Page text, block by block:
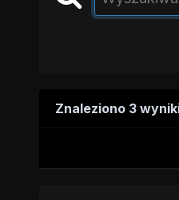
Znaleziono 3